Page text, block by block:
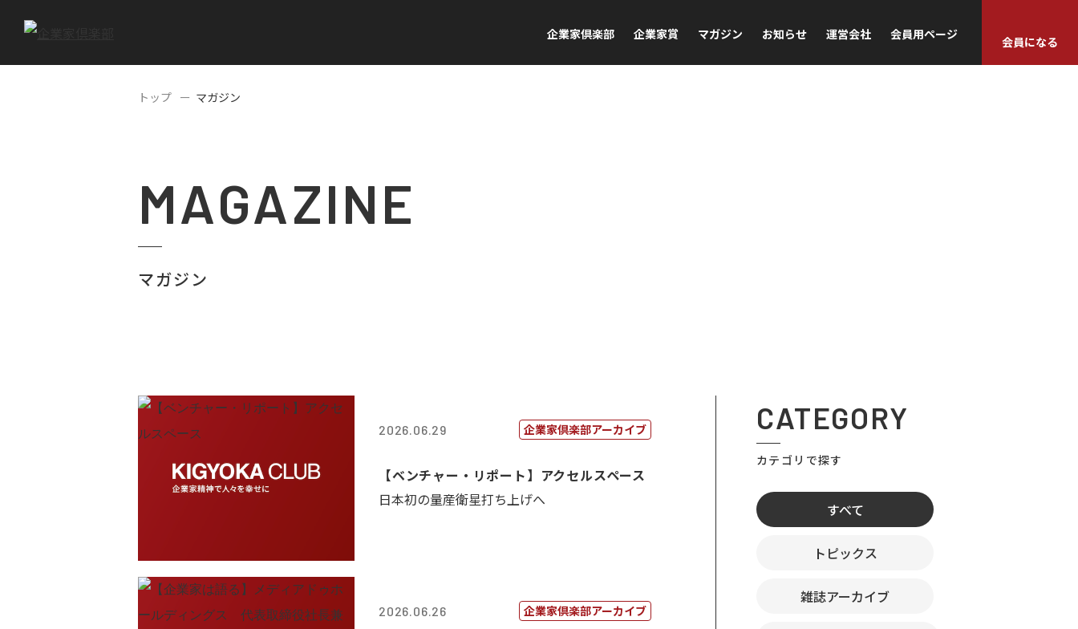
企業家倶楽部 企業家賞 マガジン お知らせ 運営会社 会員用ページ
会員になる
トップ マガジン
MAGAZINE
マガジン
2026.06.29 企業家倶楽部アーカイブ
【ベンチャー・リポート】アクセルスペース
日本初の量産衛星打ち上げへ
2026.06.26 企業家倶楽部アーカイブ
CATEGORY
カテゴリで探す
すべて
トピックス
雑誌アーカイブ